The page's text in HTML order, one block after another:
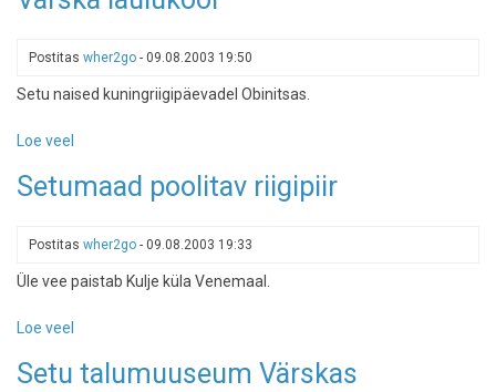
piiri
1994
Postitas wher2go - 09.08.2003 19:50
Setu naised kuningriigipäevadel Obinitsas.
Loe veel
laulukoor
Setumaad poolitav riigipiir
Postitas wher2go - 09.08.2003 19:33
Üle vee paistab Kulje küla Venemaal.
Loe veel
poolitav
Setu talumuuseum Värskas